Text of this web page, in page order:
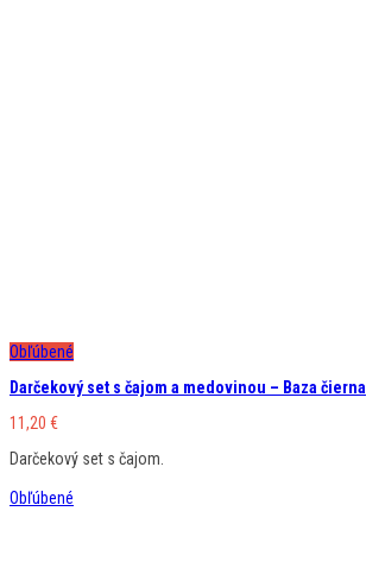
Obľúbené
Darčekový set s čajom a medovinou – Baza čierna
11,20 €
Darčekový set s čajom.
Obľúbené